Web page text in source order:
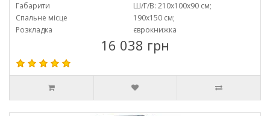
Габарити
Ш/Г/В: 210х100х90 см;
Спальне місце
190х150 см;
Розкладка
єврокнижка
16 038 грн